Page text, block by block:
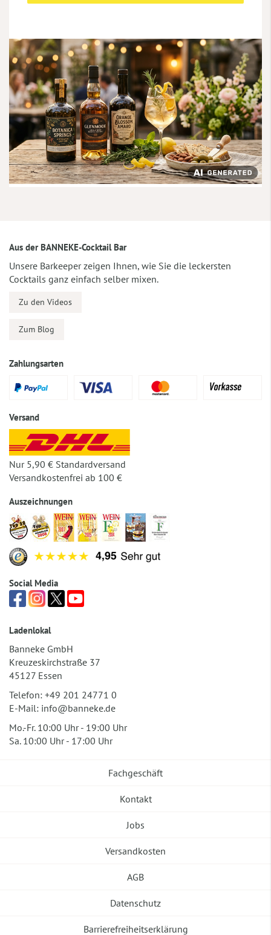
Aus der BANNEKE-Cocktail Bar
Unsere Barkeeper zeigen Ihnen, wie Sie die leckersten
Cocktails ganz einfach selber mixen.
Zu den Videos
Zum Blog
Zahlungsarten
Versand
Nur 5,90 € Standardversand
Versandkostenfrei ab 100 €
Auszeichnungen
Social Media
Ladenlokal
Banneke GmbH
Kreuzeskirchstraße 37
45127 Essen
Telefon: +49 201 24771 0
E-Mail: info@banneke.de
Mo.-Fr. 10:00 Uhr - 19:00 Uhr
Sa. 10:00 Uhr - 17:00 Uhr
Fachgeschäft
Kontakt
Jobs
Versandkosten
AGB
Datenschutz
Barrierefreiheitserklärung